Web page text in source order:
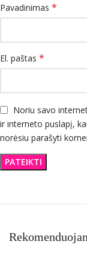
Pavadinimas *
El. paštas *
Noriu savo
ir interneto puslapį,
norėsiu parašyti